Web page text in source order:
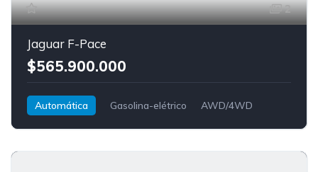
2
Jaguar F-Pace
$565.900.000
Automática Gasolina-elétrico
AWD/4WD